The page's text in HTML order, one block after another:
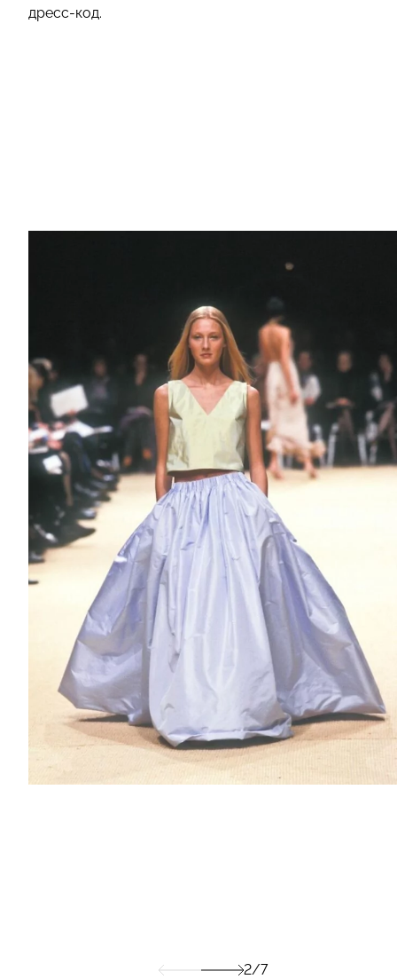
дресс-код.
2/7